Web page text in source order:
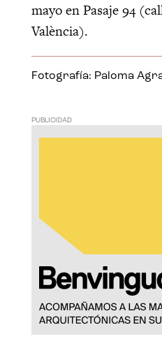
mayo en Pasaje 94
València).
Fotografía: Paloma
PUBLICIDAD